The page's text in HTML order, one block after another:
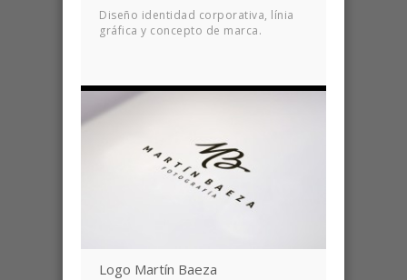
Diseño identidad corporativa, línia
gráfica y concepto de marca.
Logo Martín Baeza